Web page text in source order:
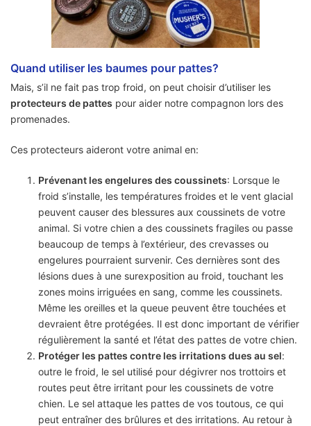
Quand utiliser les baumes pour pattes?
Mais, s’il ne fait pas trop froid, on peut choisir d’utiliser les
protecteurs de pattes pour aider notre compagnon lors des
promenades.
Ces protecteurs aideront votre animal en:
Prévenant les engelures des coussinets: Lorsque le
froid s’installe, les températures froides et le vent glacial
peuvent causer des blessures aux coussinets de votre
animal. Si votre chien a des coussinets fragiles ou passe
beaucoup de temps à l’extérieur, des crevasses ou
engelures pourraient survenir. Ces dernières sont des
lésions dues à une surexposition au froid, touchant les
zones moins irriguées en sang, comme les coussinets.
Même les oreilles et la queue peuvent être touchées et
devraient être protégées. Il est donc important de vérifier
régulièrement la santé et l’état des pattes de votre chien.
Protéger les pattes contre les irritations dues au sel:
outre le froid, le sel utilisé pour dégivrer nos trottoirs et
routes peut être irritant pour les coussinets de votre
chien. Le sel attaque les pattes de vos toutous, ce qui
peut entraîner des brûlures et des irritations. Au retour à